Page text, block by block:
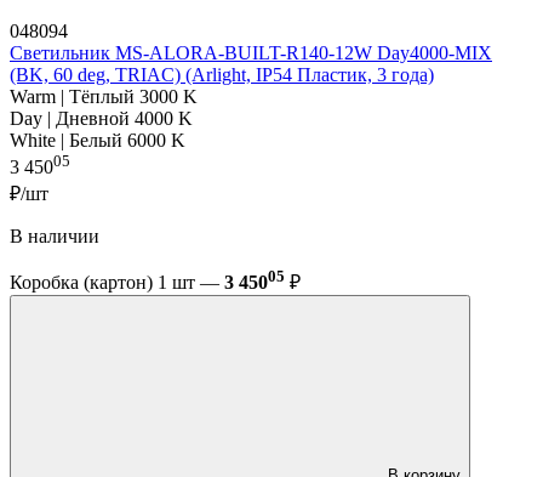
048094
Светильник MS-ALORA-BUILT-R140-12W Day4000-MIX
(BK, 60 deg, TRIAC) (Arlight, IP54 Пластик, 3 года)
Warm | Тёплый 3000 K
Day | Дневной 4000 K
White | Белый 6000 K
3 45005
₽/шт
В наличии
Коробка (картон) 1 шт — 3 45005 ₽